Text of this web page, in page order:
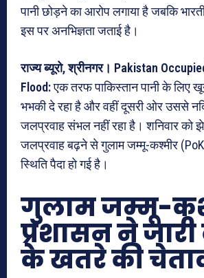
पानी छोड़ने का आरोप लगाया है जबकि
इस पर अनभिज्ञता जताई है।
राज्य ब्यूरो, श्रीनगर। Pakistan
Flood:एक तरफ पाकिस्तान पानी के लिए
भभकी दे रहा है और वहीं दूसरी ओर उससे
जलप्रवाह संभल नहीं रहा है। शनिवार को
जलप्रवाह बढ़ने से गुलाम जम्मू-कश्मीर
स्थिति पैदा हो गई है।
गुलाम जम्मू-
प्रशासन ने जारी
के खतरे की